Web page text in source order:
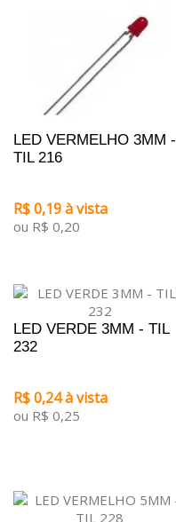
LED VERMELHO 3MM -
TIL 216
R$ 0,19 à vista
ou R$ 0,20
LED VERDE 3MM - TIL
232
R$ 0,24 à vista
ou R$ 0,25